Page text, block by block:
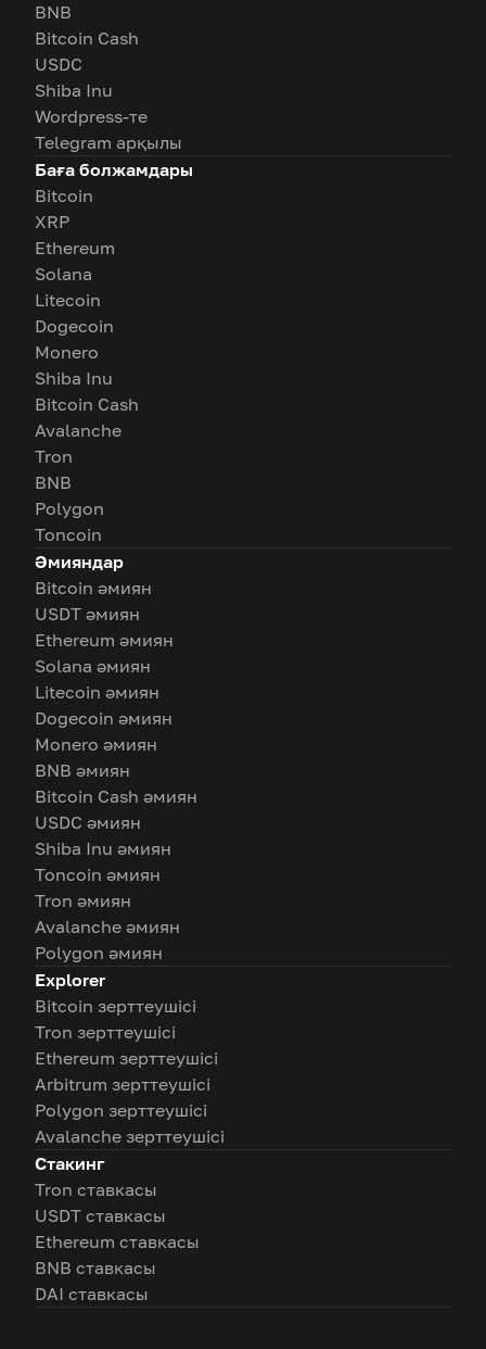
BNB
Bitcoin Cash
USDC
Shiba Inu
Wordpress-те
Telegram арқылы
Баға болжамдары
Bitcoin
XRP
Ethereum
Solana
Litecoin
Dogecoin
Monero
Shiba Inu
Bitcoin Cash
Avalanche
Tron
BNB
Polygon
Toncoin
Әмияндар
Bitcoin әмиян
USDT әмиян
Ethereum әмиян
Solana әмиян
Litecoin әмиян
Dogecoin әмиян
Monero әмиян
BNB әмиян
Bitcoin Cash әмиян
USDC әмиян
Shiba Inu әмиян
Toncoin әмиян
Tron әмиян
Avalanche әмиян
Polygon әмиян
Explorer
Bitcoin зерттеушісі
Tron зерттеушісі
Ethereum зерттеушісі
Arbitrum зерттеушісі
Polygon зерттеушісі
Avalanche зерттеушісі
Стакинг
Tron ставкасы
USDT ставкасы
Ethereum ставкасы
BNB ставкасы
DAI ставкасы